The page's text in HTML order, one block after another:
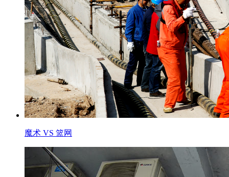
魔术 VS 篮网